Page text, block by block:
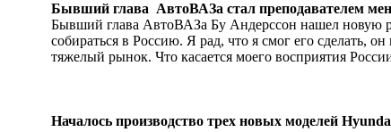
Бывший глава АвтоВАЗа стал преподавателем
Бывший глава АвтоВАЗа Бу Андерссон нашел новую
собираться в Россию. Я рад, что я смог его сделать,
тяжелый рынок. Что касается моего восприятия
Началось производство трех новых моделей